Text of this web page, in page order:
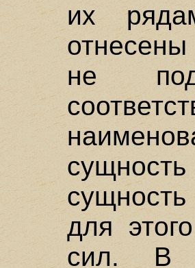
их
не
для
сил. В